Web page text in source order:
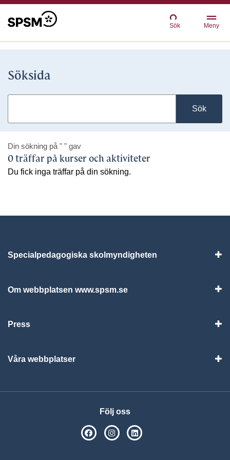
Sök Meny
Söksida
Sök
Din sökning på " " gav
0 träffar på kurser och aktiviteter
Du fick inga träffar på din sökning.
Specialpedagogiska skolmyndigheten
Om webbplatsen www.spsm.se
Press
Våra webbplatser
Följ oss
SPSM på Facebook
SPSM på Instagram